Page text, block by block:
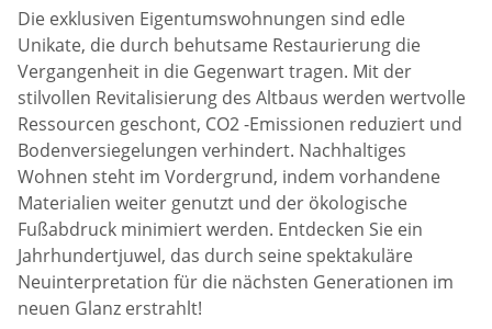
Die exklusiven Eigentumswohnungen sind edle
Unikate, die durch behutsame Restaurierung die
Vergangenheit in die Gegenwart tragen. Mit der
stilvollen Revitalisierung des Altbaus werden wertvolle
Ressourcen geschont, CO2 -Emissionen reduziert und
Bodenversiegelungen verhindert. Nachhaltiges
Wohnen steht im Vordergrund, indem vorhandene
Materialien weiter genutzt und der ökologische
Fußabdruck minimiert werden. Entdecken Sie ein
Jahrhundertjuwel, das durch seine spektakuläre
Neuinterpretation für die nächsten Generationen im
neuen Glanz erstrahlt!